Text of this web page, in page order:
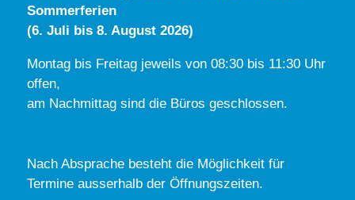
Sommerferien
(6. Juli bis 8. August 2026)
Montag bis Freitag jeweils von 08:30 bis 11:30 Uhr
offen,
am Nachmittag sind die Büros geschlossen.
Nach Absprache besteht die Möglichkeit für
Termine ausserhalb der Öffnungszeiten.